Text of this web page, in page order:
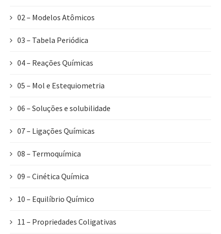
02 – Modelos Atômicos
03 – Tabela Periódica
04 – Reações Químicas
05 – Mol e Estequiometria
06 – Soluções e solubilidade
07 – Ligações Químicas
08 – Termoquímica
09 – Cinética Química
10 – Equilíbrio Químico
11 – Propriedades Coligativas